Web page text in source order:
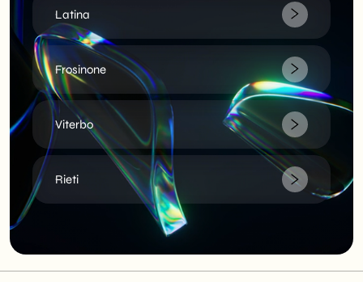
Latina
Frosinone
Viterbo
Rieti